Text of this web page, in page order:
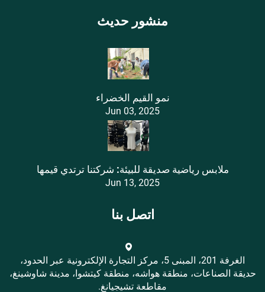
منشور حديث
نمو القيم الخضراء
Jun 03, 2025
ملابس رياضية صديقة للبيئة: شركتنا ترتدي قيمها
Jun 13, 2025
اتصل بنا
الغرفة 201، المبنى 5، مركز التجارة الإلكترونية عبر الحدود،
حديقة الصناعات، منطقة هواشه، منطقة كيتشوا، مدينة شاوشينغ،
مقاطعة تشيجيانغ.